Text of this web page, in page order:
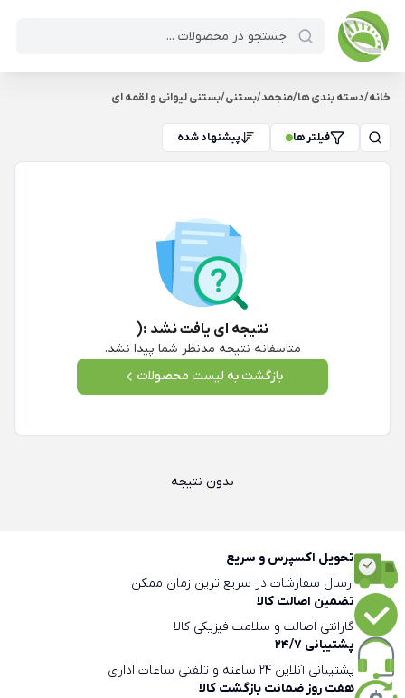
خانه/دسته بندی ها/منجمد/بستنی/بستنی لیوانی و لقمه ای
فیلتر ها پیشنهاد شده
نتیجه ای یافت نشد :(
متاسفانه نتیجه مدنظر شما پیدا نشد.
بازگشت به لیست محصولات
بدون نتیجه
تحویل اکسپرس و سریع
ارسال سفارشات در سریع ترین زمان ممکن
تضمین اصالت کالا
گارانتی اصالت و سلامت فیزیکی کالا
پشتیبانی 24/7
پشتیبانی آنلاین 24 ساعته و تلفنی ساعات اداری
هفت روز ضمانت بازگشت کالا